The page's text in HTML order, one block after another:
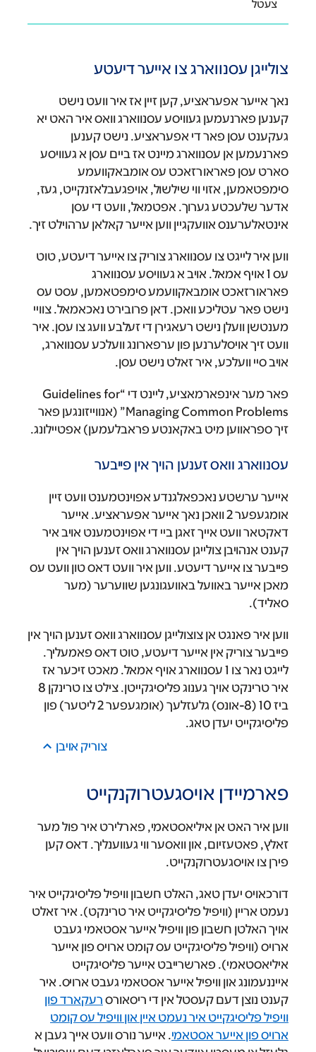
צעטל
צולייגן עסנווארג צו אייער דיעטע
נאך אייער אפעראציע, קען זיין אז איר וועט נישט
קענען פארנעמען געוויסע עסנווארג וואס איר האט יא
געקענט עסן פאר די אפעראציע. נישט קענען
פארנעמען אן עסנווארג מיינט אז ביים עסן א געוויסע
סארט עסן פאראורזאכט עס אומבאקוועמע
סימפטאמען, אזוי ווי שילשול, אויפגעבלאזנקייט, געז,
אדער שלעכטע גערוך. אפטמאל, וועט די עסן
אינטאלערענס אוועקגיין ווען אייער קאלאן ערהוילט זיך.
ווען איר לייגט צו עסנווארג צוריק צו אייער דיעטע, טוט
עס 1 אויף אמאל. אויב א געוויסע עסנווארג
פאראורזאכט אומבאקוועמע סימפטאמען, עסט עס
נישט פאר עטליכע וואכן. דאן פרובירט נאכאמאל. צוויי
מענטשן וועלן נישט רעאגירן די זעלבע וועג צו עסן. איר
וועט זיך אויסלערנען פון ערפארונג וועלכע עסנווארג,
אויב סיי וועלכע, איר זאלט נישט עסן.
פאר מער אינפארמאציע, ליינט די “Guidelines for
Managing Common Problems” (אנווייזונגען פאר
זיך ספראווען מיט באקאנטע פראבלעמען) אפטיילונג.
עסנווארג וואס זענען הויך אין פייבער
אייער ערשטע נאכפאלגנדע אפוינטמענט וועט זיין
אומגעפער 2 וואכן נאך אייער אפעראציע. אייער
דאקטאר וועט אייך זאגן ביי די אפוינטמענט אויב איר
קענט אנהויבן צולייגן עסנווארג וואס זענען הויך אין
פייבער צו אייער דיעטע. ווען איר וועט דאס טון וועט עס
מאכן אייער באוועל באוועגונגען שווערער (מער
סאליד).
ווען איר פאנגט אן צוצולייגן עסנווארג וואס זענען הויך אין
פייבער צוריק אין אייער דיעטע, טוט דאס פאמעליך.
לייגט נאר צו 1 עסנווארג אויף אמאל. מאכט זיכער אז
איר טרינקט אויך גענוג פליסיגקייטן. צילט צו טרינקן 8
ביז 10 (8-אונס) גלעזלעך (אומגעפער 2 ליטער) פון
פליסיגקייט יעדן טאג.
צוריק אױבן
פארמיידן אויסגעטרוקנקייט
ווען איר האט אן איליאסטאמי, פארלירט איר פול מער
זאלץ, פאטעזיום, און וואסער ווי געווענליך. דאס קען
פירן צו אויסגעטרוקנקייט.
דורכאויס יעדן טאג, האלט חשבון וויפיל פליסיגקייט איר
נעמט אריין (וויפיל פליסיגקייט איר טרינקט). איר זאלט
אויך האלטן חשבון פון וויפיל אייער אסטאמי געבט
ארויס (וויפיל פליסיגקייט עס קומט ארויס פון אייער
איליאסטאמי). פארשרייבט אייער פליסיגקייט
אייננעמונג און וויפיל אייער אסטאמי געבט ארויס. איר
קענט נוצן דעם קעסטל אין די ריסאורסרעקארד פון
וויפיל פליסיגקייט איר נעמט איין און וויפיל עס קומט
ארויס פון אייער אסטאמי. אייער נורס וועט אייך געבן א